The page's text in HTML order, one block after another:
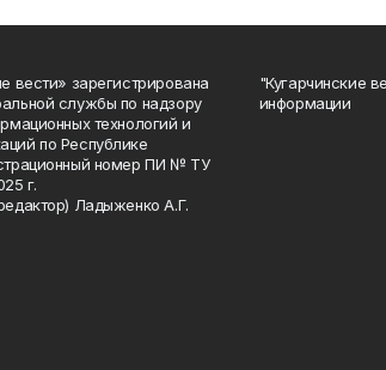
вести» зарегистрирована
службы по надзору
технологий и
по Республике
номер ПИ № ТУ
г.
Ладыженко А.Г.
"Кугарчинские
информации